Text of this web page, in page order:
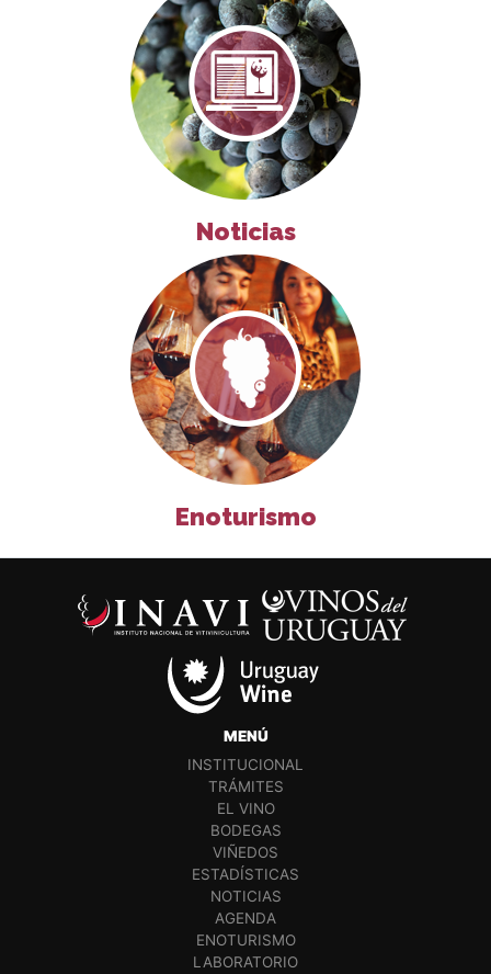
Noticias
Enoturismo
MENÚ
INSTITUCIONAL
TRÁMITES
EL VINO
BODEGAS
VIÑEDOS
ESTADÍSTICAS
NOTICIAS
AGENDA
ENOTURISMO
LABORATORIO